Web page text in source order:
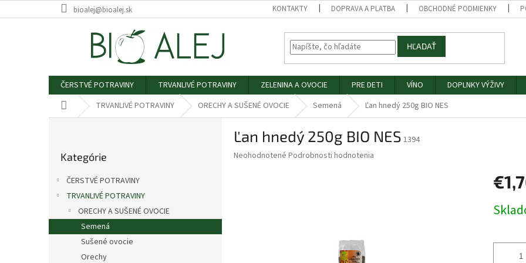
na
bioalej@bioalej.sk KONTAKTY DOPRAVA A PLATBA OBCHODNÉ PODMIENKY
HĽADAŤ
ČERSTVÉ POTRAVINY TRVANLIVÉ POTRAVINY ZELENINA A OVOCIE PRE DETI VÍNO DOPLNKY VÝŽIVY
Domov TRVANLIVÉ POTRAVINY ORECHY A SUŠENÉ OVOCIE Semená Ľan hnedý 250g BIO NES
kategórie
Kategórie
ČERSTVÉ POTRAVINY
TRVANLIVÉ POTRAVINY
ORECHY A SUŠENÉ OVOCIE
Semená
Sušené ovocie
Orechy
Ľan hnedý 250g BIO NES 1394
Priemerné
Neohodnotené Podrobnosti hodnotenia
cena: